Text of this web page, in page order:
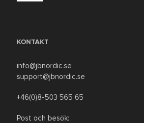
KONTAKT
info@jbnordic.se
support@jbnordic.se
+46(0)8-503 565 65
Post och besök: